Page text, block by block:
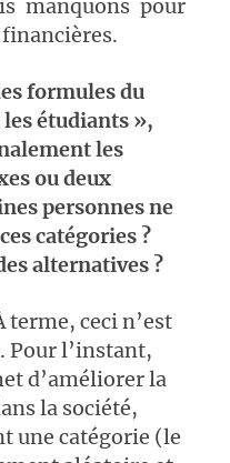
manquons pour
formules du
étudiants »,
les
ou deux
personnes ne
catégories ?
alternatives ?
terme, ceci n’est
Pour l’instant,
d’améliorer la
la société,
une catégorie (le